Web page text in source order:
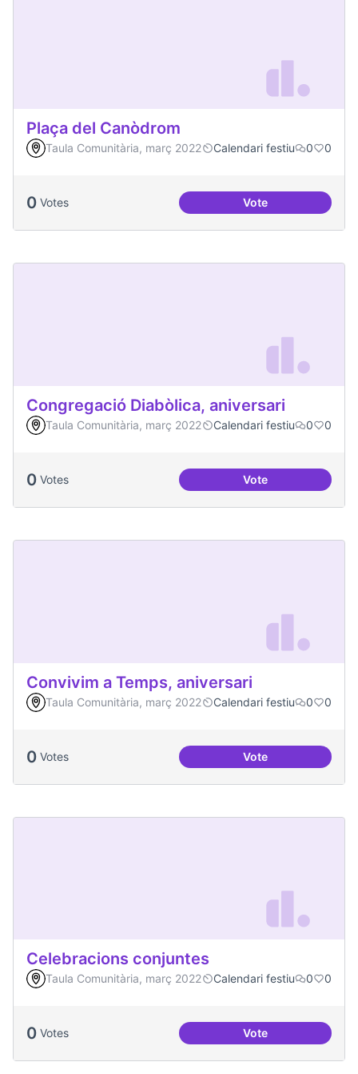
Plaça del Canòdrom
Taula Comunitària, març 2022 Calendari festiu 0 0
0 Votes VotePlaça del
Congregació Diabòlica, aniversari
Taula Comunitària, març 2022 Calendari festiu 0 0
0 Votes VoteCongregació
Convivim a Temps, aniversari
Taula Comunitària, març 2022 Calendari festiu 0 0
0 Votes VoteConvivim a
Celebracions conjuntes
Taula Comunitària, març 2022 Calendari festiu 0 0
0 Votes VoteCelebracions